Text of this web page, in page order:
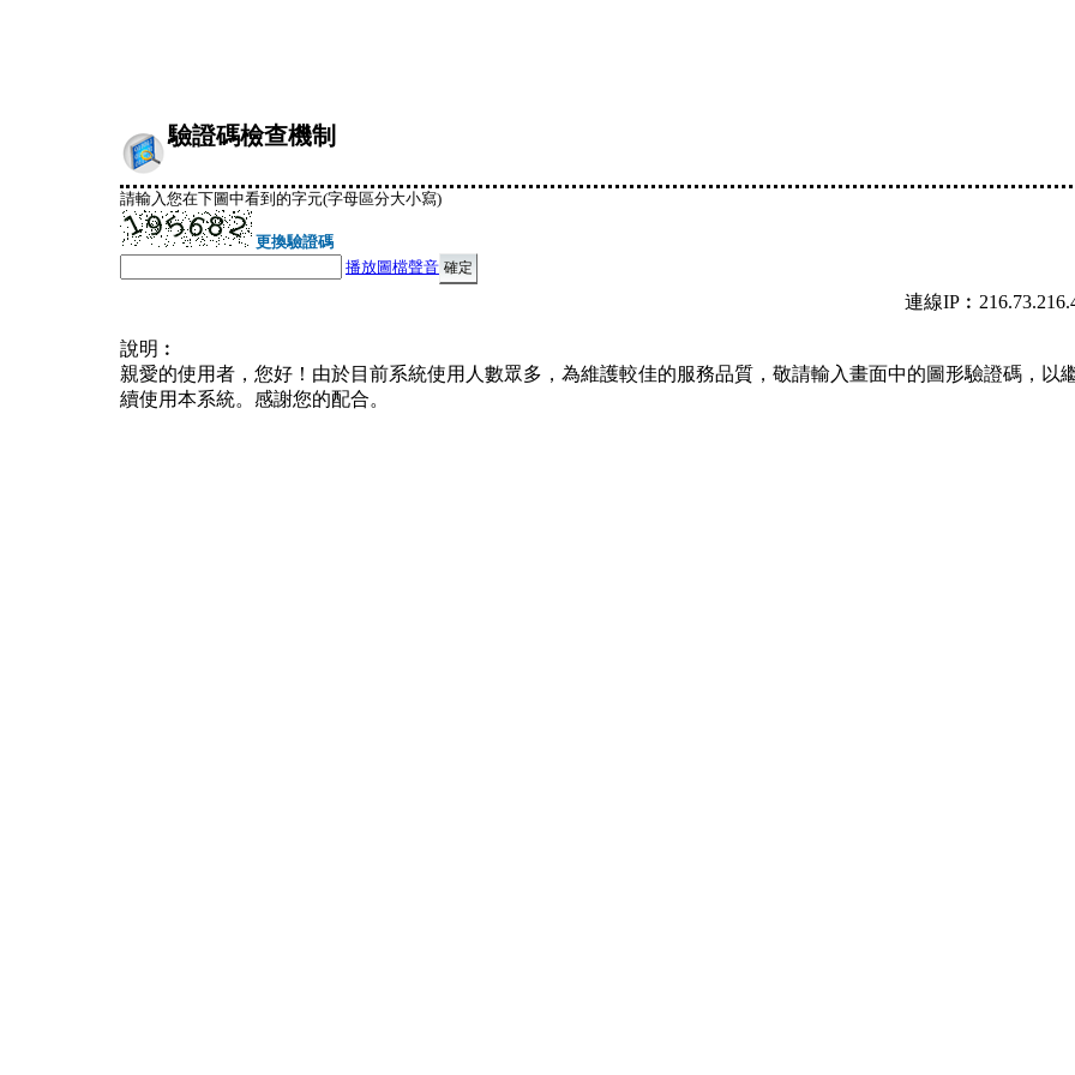
驗證碼檢查機制
請輸入您在下圖中看到的字元(字母區分大小寫)
更換驗證碼
播放圖檔聲音
連線
說明︰
親愛的使用者，您好！由於目前系統使用人數眾多，為維護較佳的服務品質，敬請輸入畫面中的圖形驗證碼，以
續使用本系統。感謝您的配合。